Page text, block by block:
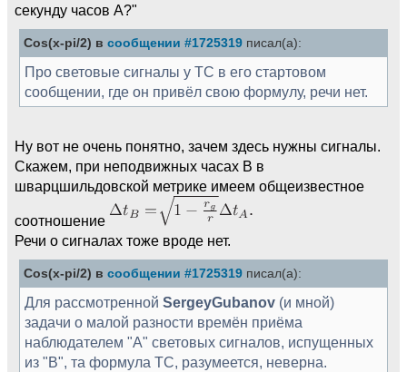
секунду часов А?"
Cos(x-pi/2) в сообщении #1725319 писал(а):
Про световые сигналы у ТС в его стартовом
сообщении, где он привёл свою формулу, речи нет.
Ну вот не очень понятно, зачем здесь нужны сигналы.
Скажем, при неподвижных часах В в
шварцшильдовской метрике имеем общеизвестное
соотношение
Речи о сигналах тоже вроде нет.
Cos(x-pi/2) в сообщении #1725319 писал(а):
Для рассмотренной SergeyGubanov (и мной)
задачи о малой разности времён приёма
наблюдателем "А" световых сигналов, испущенных
из "В", та формула ТС, разумеется, неверна.